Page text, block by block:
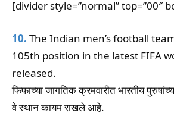
[divider style=”normal” top=”00″
10. The Indian men’s football
105th position in the latest FIFA
released.
फिफाच्या जागतिक क्रमवारीत भारतीय
वे स्थान कायम राखले आहे.